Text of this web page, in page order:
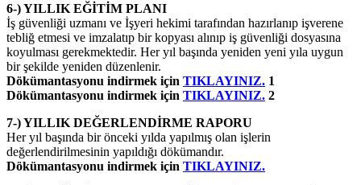
6-) YILLIK EĞİTİM PLANI
İş güvenliği uzmanı ve İşyeri hekimi tarafından hazırlanıp işverene
tebliğ etmesi ve imzalatıp bir kopyası alınıp iş güvenliği dosyasına
koyulması gerekmektedir. Her yıl başında yeniden yeni yıla uygun
bir şekilde yeniden düzenlenir.
Dökümantasyonu indirmek için TIKLAYINIZ. 1
Dökümantasyonu indirmek için TIKLAYINIZ. 2
7-) YILLIK DEĞERLENDİRME RAPORU
Her yıl başında bir önceki yılda yapılmış olan işlerin
değerlendirilmesinin yapıldığı dökümandır.
Dökümantasyonu indirmek için TIKLAYINIZ.